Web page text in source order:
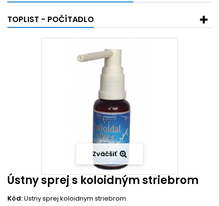
TOPLIST - POČÍTADLO
Zväčšiť
Ústny sprej s koloidným striebrom
Kód:Ustny sprej koloidnym striebrom